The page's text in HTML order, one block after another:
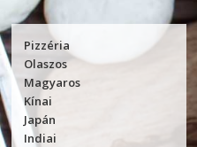
Pizzéria
Olaszos
Magyaros
Kínai
Japán
Indiai